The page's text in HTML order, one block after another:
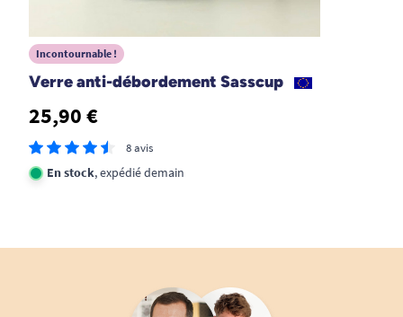
Incontournable !
Verre anti-débordement Sasscup
25,90 €
8 avis
En stock, expédié demain